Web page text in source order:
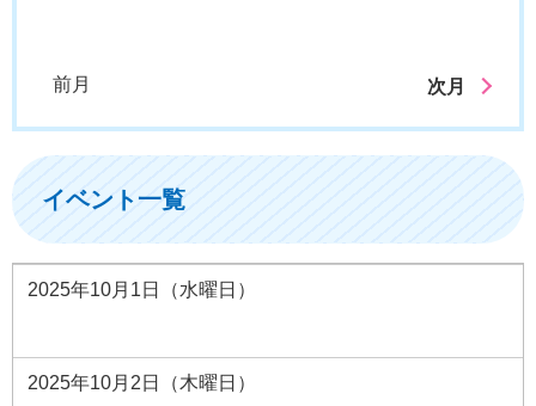
前月 次月
イベント一覧
2025年10月1日（水曜日）
2025年10月2日（木曜日）